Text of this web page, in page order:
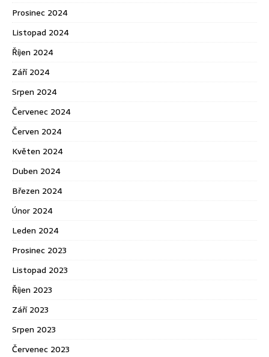
Prosinec 2024
Listopad 2024
Říjen 2024
Září 2024
Srpen 2024
Červenec 2024
Červen 2024
Květen 2024
Duben 2024
Březen 2024
Únor 2024
Leden 2024
Prosinec 2023
Listopad 2023
Říjen 2023
Září 2023
Srpen 2023
Červenec 2023